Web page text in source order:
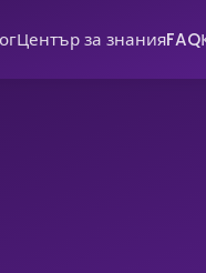
Център за знанияFAQ